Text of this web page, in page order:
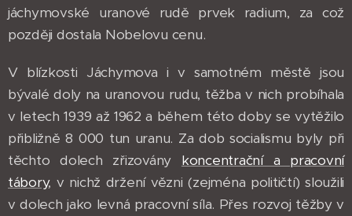
jáchymovské uranové rudě prvek radium, za což
později dostala Nobelovu cenu.
V blízkosti Jáchymova i v samotném městě jsou
bývalé doly na uranovou rudu, těžba v nich probíhala
v letech 1939 až 1962 a během této doby se vytěžilo
přibližně 8 000 tun uranu. Za dob socialismu byly při
těchto dolech zřizovány koncentrační a pracovní
tábory, v nichž držení vězni (zejména političtí) sloužili
v dolech jako levná pracovní síla. Přes rozvoj těžby v